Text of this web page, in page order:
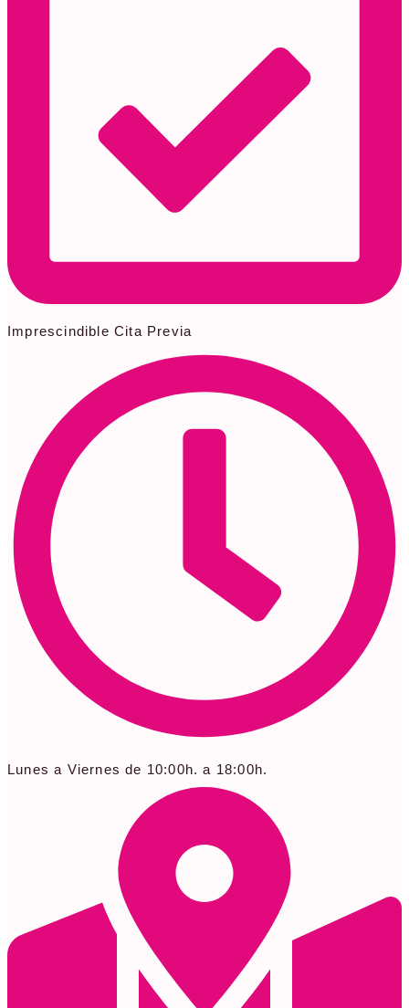
Imprescindible Cita Previa
Lunes a Viernes de 10:00h. a 18:00h.